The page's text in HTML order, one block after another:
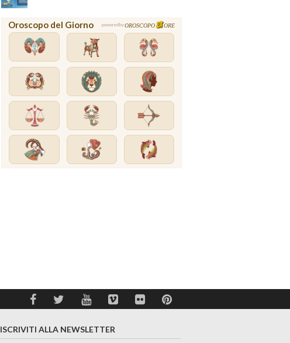
Oroscopo del Giorno powered byOROSCOPO ORE
ISCRIVITI ALLA NEWSLETTER